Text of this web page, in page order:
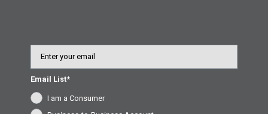
Email List*
I am a Consumer